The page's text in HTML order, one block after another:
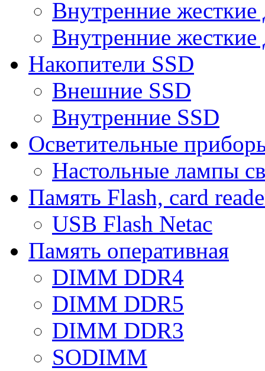
Внутренние
Внутренние
Накопители SSD
Внешние SSD
Внутренние SSD
Осветительные
Настольные лампы
Память Flash, card
USB Flash Netac
Память оперативная
DIMM DDR4
DIMM DDR5
DIMM DDR3
SODIMM